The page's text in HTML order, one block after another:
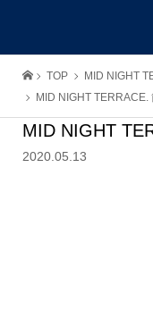
TOP MID NIGHT
MID NIGHT
MID NIGHT
2020.05.13